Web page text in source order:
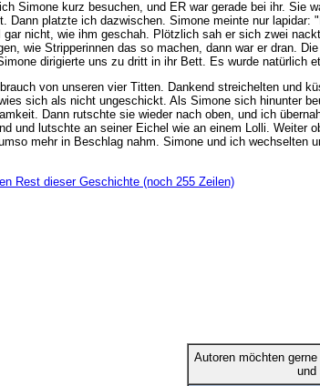
Simone kurz besuchen, und ER war gerade bei ihr. Sie
Dann platzte ich dazwischen. Simone meinte nur
nicht, wie ihm geschah. Plötzlich sah er sich zwei
wie Stripperinnen das so machen, dann war er dran.
dirigierte uns zu dritt in ihr Bett. Es wurde natürlich
von unseren vier Titten. Dankend streichelten und
sich als nicht ungeschickt. Als Simone sich hinunter
Dann rutschte sie wieder nach oben, und ich
und lutschte an seiner Eichel wie an einem Lolli. Weiter
mehr in Beschlag nahm. Simone und ich wechselten
Rest dieser Geschichte (noch 255 Zeilen)
Autoren möchten
und